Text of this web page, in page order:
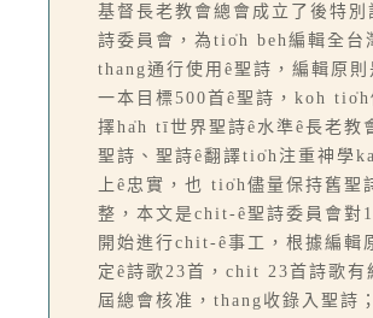
基督長老教會總會成立了後特別
詩委員會，為tio̍h beh編輯全台
thang通行使用ê聖詩，編輯原則
一本目標500首ê聖詩，koh tio̍h
擇ha̍h tī世界聖詩ê水準ê長老教
聖詩、聖詩ê翻譯tio̍h注重神學
上ê忠實，也 tio̍h儘量保持舊聖
整，本文是chit-ê聖詩委員會對
開始進行chit-ê事工，根據編輯
定ê詩歌23首，chit 23首詩歌有
屆總會核准，thang收錄入聖詩